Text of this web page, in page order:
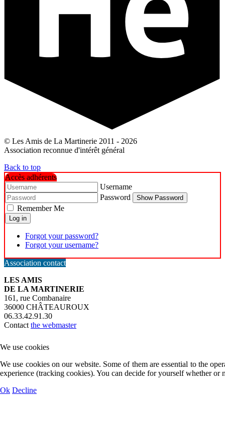
© Les Amis de La Martinerie 2011 - 2026
Association reconnue d'intérêt général
Back to top
Accès adhérents
Username
Password
Show Password
Remember Me
Log in
Forgot your password?
Forgot your username?
Association contact
LES AMIS
DE LA MARTINERIE
161, rue Combanaire
36000 CHÂTEAUROUX
06.33.42.91.30
Contact the webmaster
We use cookies
We use cookies on our website. Some of them are essential to the
experience (tracking cookies). You can decide for yourself whether or
Ok Decline